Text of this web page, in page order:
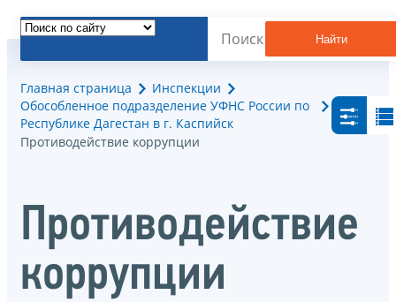
Найти
Главная страница
Инспекции
Обособленное подразделение УФНС России по
Республике Дагестан в г. Каспийск
Противодействие коррупции
Противодействие
коррупции